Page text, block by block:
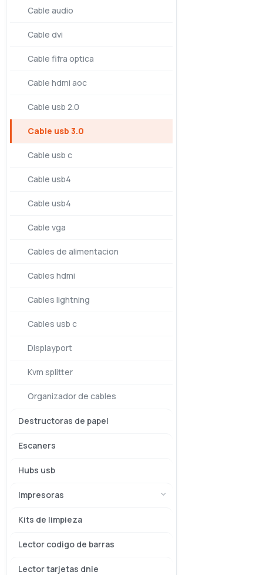
Cable audio
Cable dvi
Cable fifra optica
Cable hdmi aoc
Cable usb 2.0
Cable usb 3.0
Cable usb c
Cable usb4
Cable usb4
Cable vga
Cables de alimentacion
Cables hdmi
Cables lightning
Cables usb c
Displayport
Kvm splitter
Organizador de cables
Destructoras de papel
Escaners
Hubs usb
Impresoras
Kits de limpieza
Lector codigo de barras
Lector tarjetas dnie